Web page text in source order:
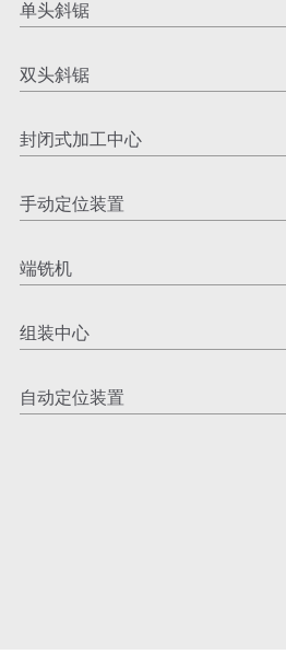
单头斜锯
双头斜锯
封闭式加工中心
手动定位装置
端铣机
组装中心
自动定位装置